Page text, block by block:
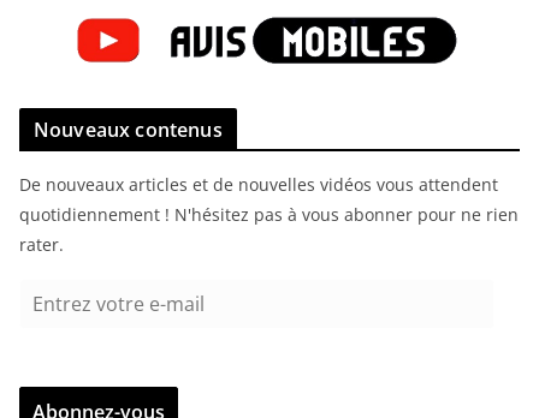
Nouveaux contenus
De nouveaux articles et de nouvelles vidéos vous attendent
quotidiennement ! N'hésitez pas à vous abonner pour ne rien
rater.
r
Abonnez-vous